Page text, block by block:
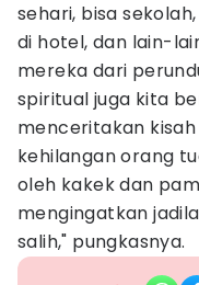
sehari, bisa
di hotel, dan lain-
mereka dari
spiritual juga kita
menceritakan
kehilangan orang
oleh kakek dan
mengingatkan
salih," pungkasnya.